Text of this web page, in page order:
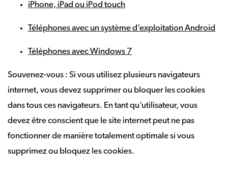
iPhone, iPad ou iPod touch
Téléphones avec un système d’exploitation Android
Téléphones avec Windows 7
Souvenez-vous : Si vous utilisez plusieurs navigateurs
internet, vous devez supprimer ou bloquer les cookies
dans tous ces navigateurs. En tant qu’utilisateur, vous
devez être conscient que le site internet peut ne pas
fonctionner de manière totalement optimale si vous
supprimez ou bloquez les cookies.